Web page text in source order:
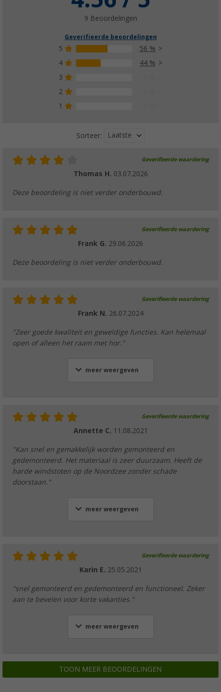
vanaf€ 179,-
9 Beoordelingen
Geverifieerde beoordelingen
5
56 %
4
44 %
3
2
1
Sorteer: Laatste
Geverifieerde waardering
Thomas H. 03.07.2026
Deze beoordeling is niet verder onderbouwd.
Geverifieerde waardering
Frank G. 29.06.2026
Deze beoordeling is niet verder onderbouwd.
Geverifieerde waardering
Frank N. 26.07.2024
"Zeer goede kwaliteit en geweldige functies. Kan helemaal
open of alleen het raam met hor."
meer weergeven
Geverifieerde waardering
Annette C. 11.08.2021
"Kan snel en gemakkelijk worden gemonteerd en
gedemonteerd. Het materiaal is zeer duurzaam. Heeft de
harde windstoten op de Noordzee zonder schade
doorstaan."
meer weergeven
Geverifieerde waardering
Karin E. 25.05.2021
"snel gemonteerd en gedemonteerd en functioneel. Zeker
aan te bevelen voor korte vakanties."
meer weergeven
TOON MEER BEOORDELINGEN